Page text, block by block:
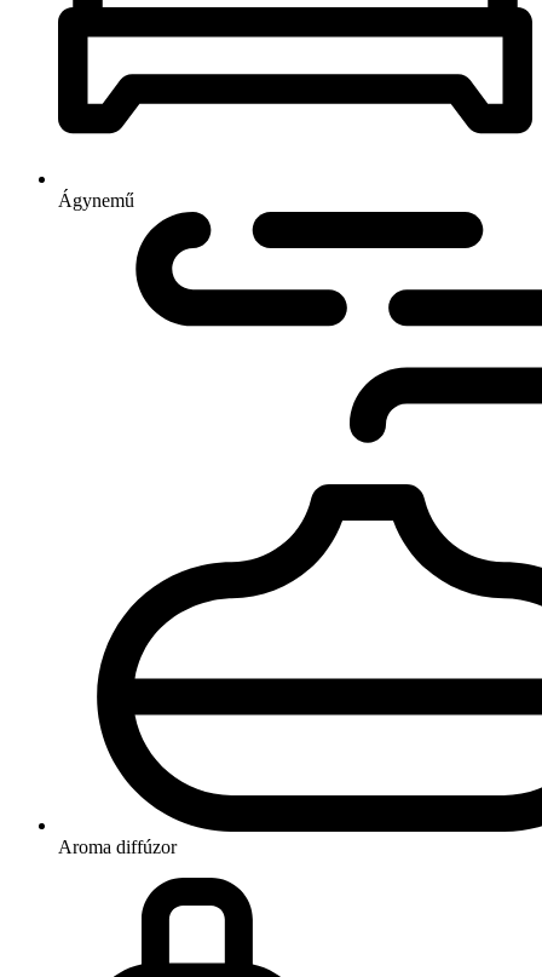
Ágynemű
Aroma diffúzor